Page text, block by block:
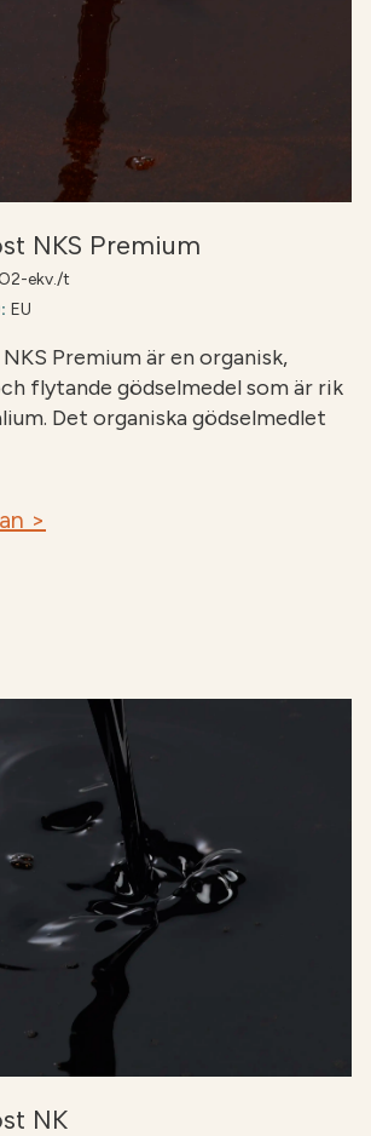
NKS Premium
ekv./t
EU
Premium är en organisk,
flytande gödselmedel som är rik
Det organiska gödselmedlet
>
NK